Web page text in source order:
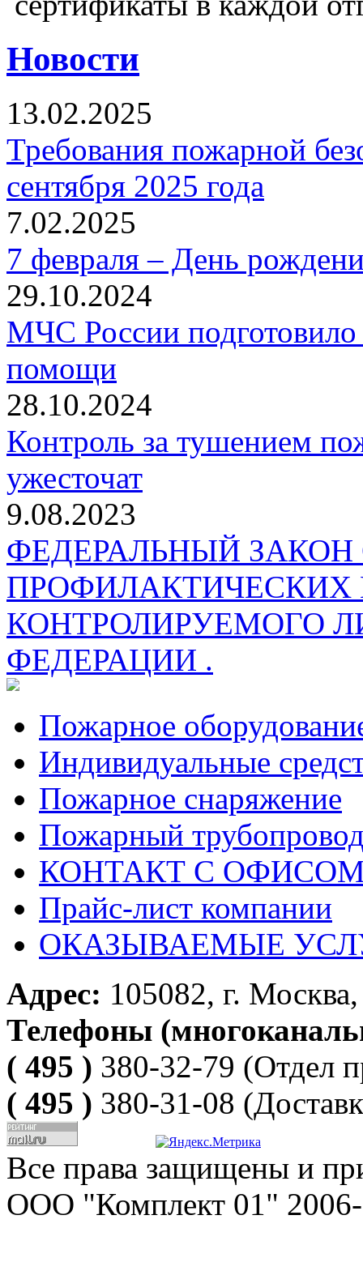
Новости
13.02.2025
Требования пожарной
сентября 2025 года
7.02.2025
7 февраля – День
29.10.2024
МЧС России
помощи
28.10.2024
Контроль за тушением
ужесточат
9.08.2023
ФЕДЕРАЛЬНЫЙ
КОНТРОЛИРУЕМОГО
ФЕДЕРАЦИИ .
Пожарное
Индивидуальные
Пожарное снаряжение
Пожарный
КОНТАКТ С ОФИСОМ
Прайс-лист компании
ОКАЗЫВАЕМЫЕ
Адрес: 105082, г.
Телефоны
( 495 ) 380-32-79 (Отдел
( 495 ) 380-31-08
Все права защищены и
ООО "Комплект 01" 2006-